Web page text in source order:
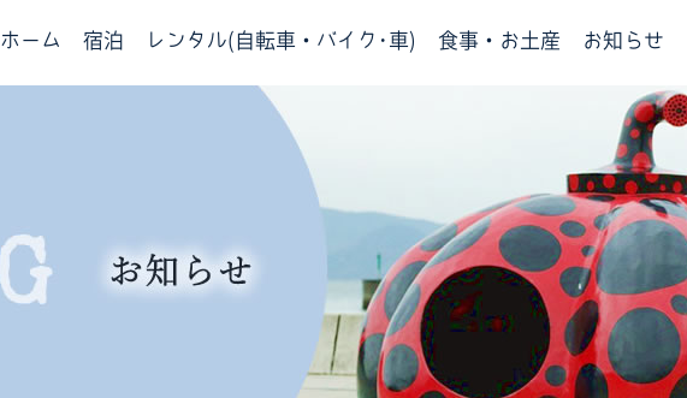
ホーム 宿泊 レンタル(自転車・バイク･車) 食事・お土産 お知らせ